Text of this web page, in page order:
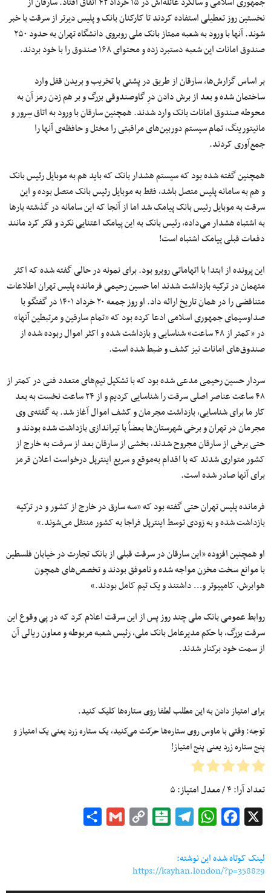
نخستین روز تعطیلی استفاده کردند تا کارکنان بانک و پلیس دیرتر از سرقت با خبر
شوند. آنها با ورود به شعبه ممتاز بانک ملی روبروی دانشگاه تهران به حدود ۲۵۰
صندوق امانات این شعبه دستبرد زده و محتوای ۱۶۸ صندوق را با خود بردند.
بر اساس گزارش‌ها، سارقان از طریق در پشتی با تخریب و بریدن قفل وارد
ساختمان شده و بعد از برش دادن درِ گاوصندوقی بزرگ و بر هم زدن رمز آن به
محوطه صندوق امانات بانک وارد شدند. همچنین سارقان با ورود به اتاق سِرور و
مانیتورینگ، تمام سیستم‌ دوربین‌های مراقبتی را مختل و حافظه‌ی آنها را
جمع‌آوری کردند.
همچنین گفته شده بود که سیستم هشدار بانک که باید هم به موبایل رئیس بانک
و هم به سامانه پلیس متصل باشد، فقط به موبایل رئیس بانک متصل بوده و این
سرقت به موبایل رئیس بانک پیامک شد اما از آنجا که این سامانه در گذشته بارها
به اشتباه هشدار می‌داده، رئیس بانک به این پیامک اعتنایی نکرد و فکر کرد مانند
دفعات قبلی پیامک اشتباه است!
این پرونده از ابتدا با اتهاماتی روبرو بود. برای نمونه در حالی گفته شده که اکثر
متهمان در ترکیه بازداشت شدند اما حسین رحیمی فرمانده پلیس تهران اطلاعات
متناقضی را در همان تاریخ ارائه داد. او روز جمعه ۲۰ خرداد ۱۴۰۱ در گفتگو با
صداوسیمای جمهوری اسلامی ادعا کرده بود که «تمام سارقین و مرتبطین آنها»
در «کمتر از ۴۸ ساعت» شناسایی و بازداشت شده‌ و اکثر اموال ربوده شده از
صندوق‌های امانات نیز کشف و ضبط شده است.
سردار حسین رحیمی مدعی شده بود که با تشکیل تیم‌های متعدد فنی در کمتر از
۴۸ ساعت عناصر اصلی سرقت را شناسایی کردیم و از ۲۴ ساعت نخست به بعد
کار ما برای شناسایی، بازداشت مجرمان و کشف اموال آغاز شد. به گفته‌ی وی
مجرمان در تهران و برخی شهرستان‌ها بعضاً با تیراندازی بازداشت شده بودند و
حتی برخی از سارقان مجروح شدند، بخشی از سارقان بعد از سرقت به خارج از
کشور متواری شدند که با اقدام به‌موقع و سریع اینترپل درخواست اعلان قرمز
برای آنها صادر شده است.
فرمانده پلیس تهران حتی گفته بود که «سه سارق در ‌خارج از کشور و در ترکیه
بازداشت شده و به زودی توسط اینترپل فراجا به کشور منتقل می‌شوند.»
او همچنین افزوده «این سارقان در سرقت قبلی از بانک‌ تجارت در خیابان فلسطین
با موانع سخت مخزن مواجه شده و ناموفق بودند و تخصص‌های همچون
هوابرش، کامپیوتر و… داشتند و یک‌ تیم کامل بودند.»
روابط عمومی بانک ملی چند روز پس از این سرقت اعلام کرد که در پی وقوع این
سرقت بزرگ، با حکم مدیرعامل بانک ملی، رئیس شعبه مربوطه و معاون ریالی آن
از سمت خود برکنار شدند.
برای امتیاز دادن به این مطلب لطفا روی ستاره‌ها کلیک کنید.
توجه: وقتی با ماوس روی ستاره‌ها حرکت می‌کنید، یک ستاره زرد یعنی یک امتیاز و
پنج ستاره زرد یعنی پنج امتیاز!
تعداد آرا:۴/ معدل امتیاز:۵
Facebook
WhatsApp
Telegram
Balatarin
Copy
Gmail
لینک کوتاه شده این نوشته:
https://kayhan.london/?p=358829